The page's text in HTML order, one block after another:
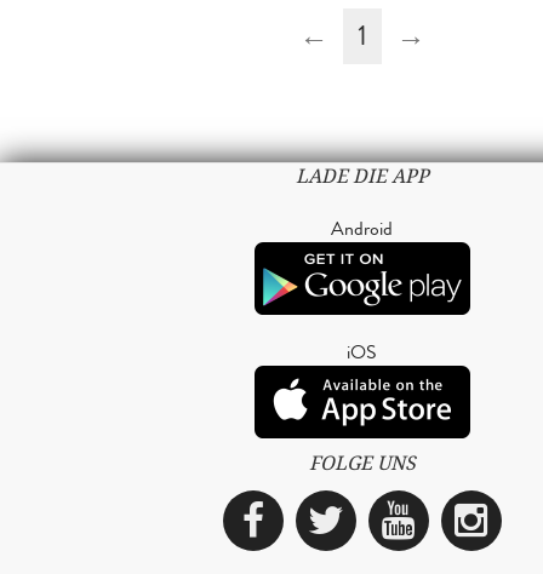
← 1 →
LADE DIE APP
Android
iOS
FOLGE UNS
Facebook
Twitter